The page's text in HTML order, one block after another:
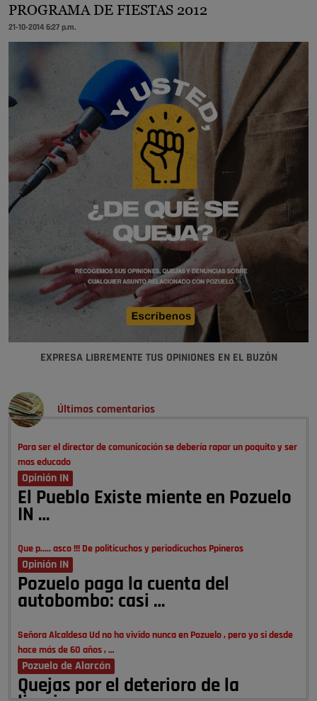
PROGRAMA DE FIESTAS 2012
21-10-2014 6:27 p.m.
EXPRESA LIBREMENTE TUS OPINIONES EN EL BUZÓN
Últimos comentarios
Para ser el director de comunicación se debería rapar un poquito y ser
mas educado
Opinión IN
El Pueblo Existe miente en Pozuelo
IN …
Que p..... asco !!! De politicuchos y periodicuchos Ppineros
Opinión IN
Pozuelo paga la cuenta del
autobombo: casi …
Señora Alcaldesa Ud no ha vivido nunca en Pozuelo , pero yo si desde
hace más de 60 años , …
Pozuelo de Alarcón
Quejas por el deterioro de la